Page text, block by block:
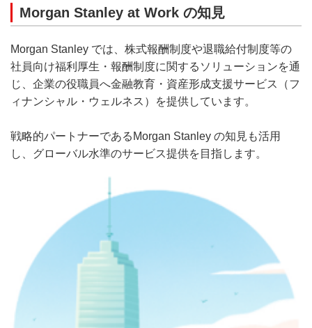
Morgan Stanley at Work の知見
Morgan Stanley では、株式報酬制度や退職給付制度等の
社員向け福利厚生・報酬制度に関するソリューションを通
じ、企業の役職員へ金融教育・資産形成支援サービス（フ
ィナンシャル・ウェルネス）を提供しています。
戦略的パートナーであるMorgan Stanley の知見も活用
し、グローバル水準のサービス提供を目指します。